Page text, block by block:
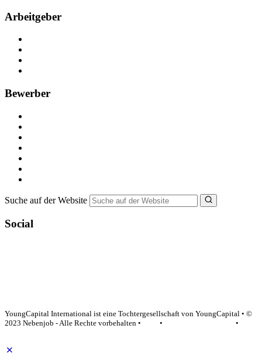
Arbeitgeber
Bewerber
Suche auf der Website
Social
YoungCapital International ist eine Tochtergesellschaft von YoungCapital • ©
2023 Nebenjob - Alle Rechte vorbehalten •
•
•